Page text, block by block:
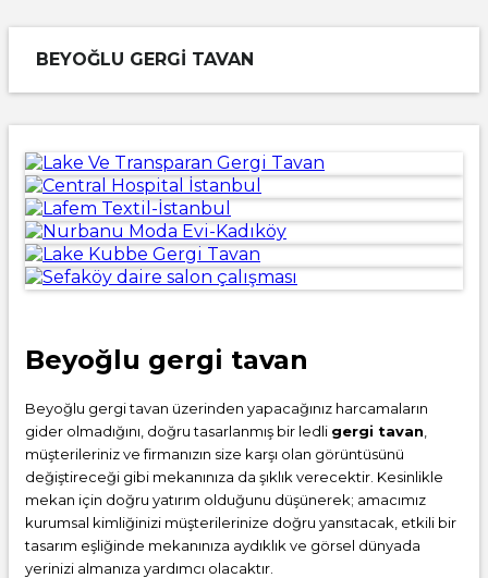
BEYOĞLU GERGI TAVAN
Beyoğlu gergi tavan
Beyoğlu gergi tavan üzerinden yapacağınız harcamaların
gider olmadığını, doğru tasarlanmış bir ledli gergi tavan
müşterileriniz ve firmanızın size karşı olan görüntüsünü
değiştireceği gibi mekanınıza da şıklık verecektir. Kesinlikle
mekan için doğru yatırım olduğunu düşünerek; amacımız
kurumsal kimliğinizi müşterilerinize doğru yansıtacak, etkili bir
tasarım eşliğinde mekanınıza aydıklık ve görsel dünyada
yerinizi almanıza yardımcı olacaktır.